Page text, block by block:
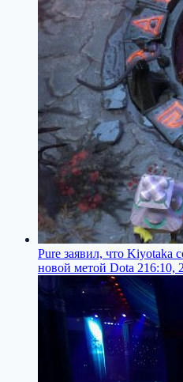
Pure заявил, что Kiyotaka
новой метой Dota 216:10,